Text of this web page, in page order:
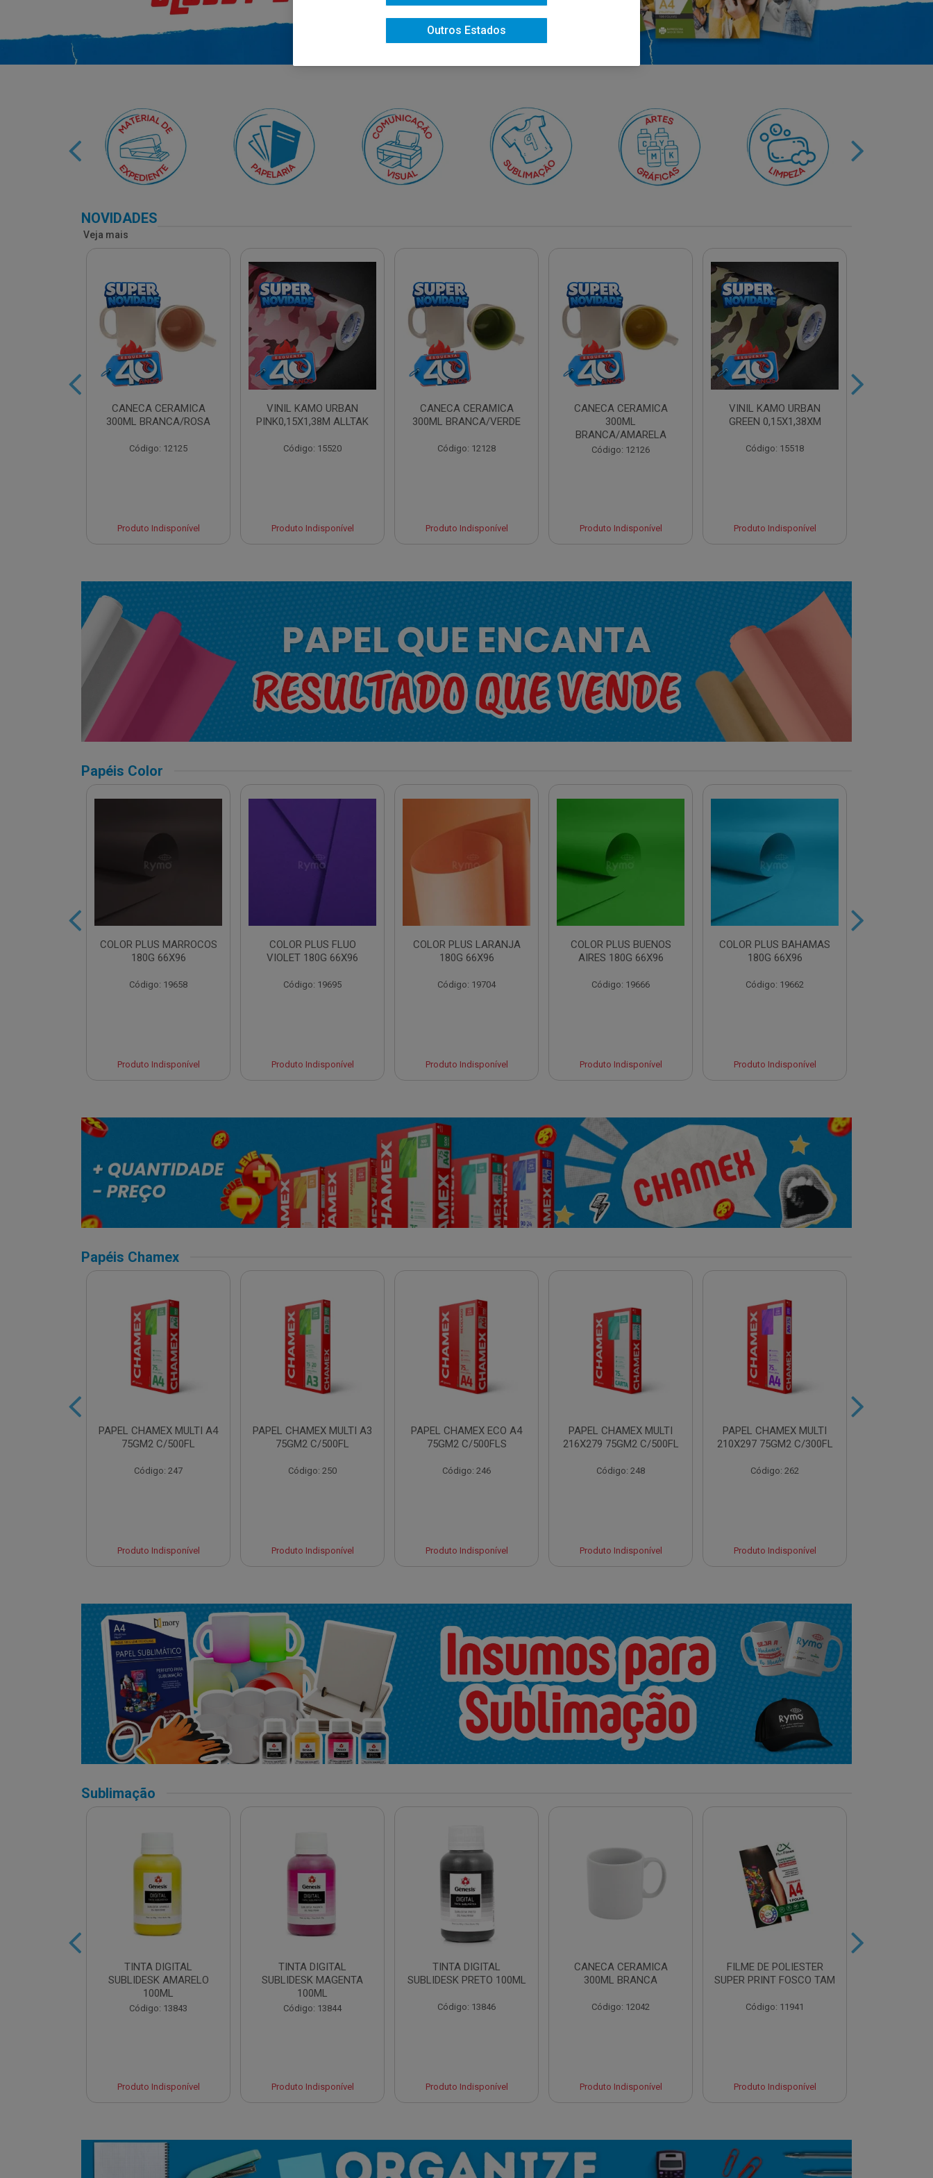
NOVIDADES
Veja mais
CANECA CERAMICA
300ML BRANCA/ROSA
Código: 12125
Produto Indisponível
VINIL KAMO URBAN
PINK0,15X1,38M ALLTAK
Código: 15520
Produto Indisponível
CANECA CERAMICA
300ML BRANCA/VERDE
Código: 12128
Produto Indisponível
CANECA CERAMICA
300ML
BRANCA/AMARELA
Código: 12126
Produto Indisponível
VINIL KAMO URBAN
GREEN 0,15X1,38XM
Código: 15518
Produto Indisponível
Papéis Color
COLOR PLUS MARROCOS
180G 66X96
Código: 19658
Produto Indisponível
COLOR PLUS FLUO
VIOLET 180G 66X96
Código: 19695
Produto Indisponível
COLOR PLUS LARANJA
180G 66X96
Código: 19704
Produto Indisponível
COLOR PLUS BUENOS
AIRES 180G 66X96
Código: 19666
Produto Indisponível
COLOR PLUS BAHAMAS
180G 66X96
Código: 19662
Produto Indisponível
Papéis Chamex
PAPEL CHAMEX MULTI A4
75GM2 C/500FL
Código: 247
Produto Indisponível
PAPEL CHAMEX MULTI A3
75GM2 C/500FL
Código: 250
Produto Indisponível
PAPEL CHAMEX ECO A4
75GM2 C/500FLS
Código: 246
Produto Indisponível
PAPEL CHAMEX MULTI
216X279 75GM2 C/500FL
Código: 248
Produto Indisponível
PAPEL CHAMEX MULTI
210X297 75GM2 C/300FL
Código: 262
Produto Indisponível
Sublimação
TINTA DIGITAL
SUBLIDESK AMARELO
100ML
Código: 13843
Produto Indisponível
TINTA DIGITAL
SUBLIDESK MAGENTA
100ML
Código: 13844
Produto Indisponível
TINTA DIGITAL
SUBLIDESK PRETO 100ML
Código: 13846
Produto Indisponível
CANECA CERAMICA
300ML BRANCA
Código: 12042
Produto Indisponível
FILME DE POLIESTER
SUPER PRINT FOSCO TAM
Código: 11941
Produto Indisponível
Outros Estados